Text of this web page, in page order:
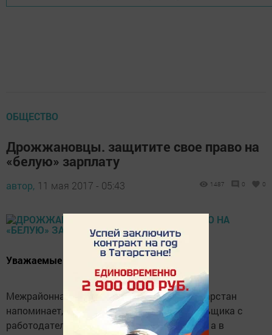
ОБЩЕСТВО
Дрожжановцы. защитите свое право на
«белую» зарплату
автор, 11 мая 2017 - 05:43 1487 0 0
Уважаемые налогоплательщики!
Межрайонная ИФНС №8 по Республике Татарстан
напоминает, если отношения налогоплательщика с
работодателем официально не оформлены, а в